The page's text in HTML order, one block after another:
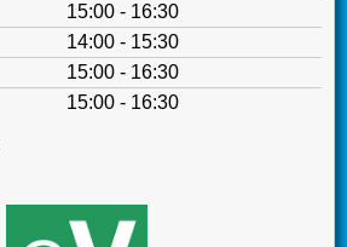
15:00 - 16:30
14:00 - 15:30
15:00 - 16:30
15:00 - 16:30